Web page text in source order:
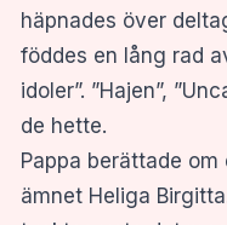
häpnades över
föddes en lång rad
idoler”. ”Hajen”,
de hette.
Pappa berättade
ämnet Heliga